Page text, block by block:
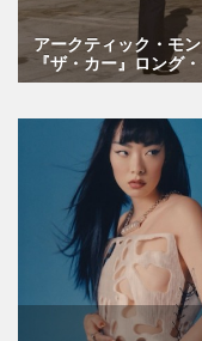
アークティック・モ
『ザ・カー』ロング